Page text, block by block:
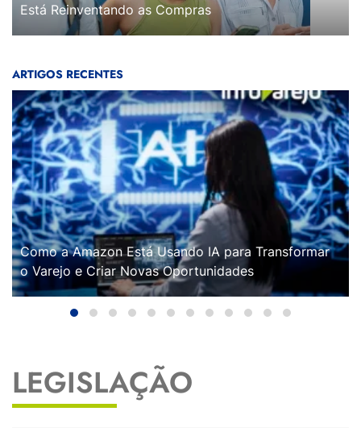
Está Reinventando as Compras
ARTIGOS RECENTES
Como a Amazon Está Usando IA para Transformar
o Varejo e Criar Novas Oportunidades
LEGISLAÇÃO